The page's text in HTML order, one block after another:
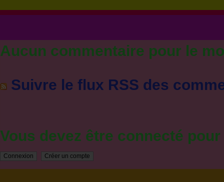
Aucun commentaire pour le
Suivre le flux RSS des
Vous devez être connecté